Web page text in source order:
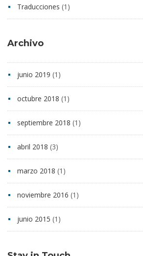
Traducciones (1)
Archivo
junio 2019 (1)
octubre 2018 (1)
septiembre 2018 (1)
abril 2018 (3)
marzo 2018 (1)
noviembre 2016 (1)
junio 2015 (1)